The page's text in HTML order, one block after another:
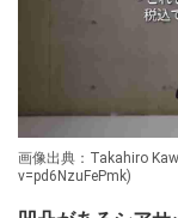
画像出典：Takahiro
v=pd6NzuFePmk)